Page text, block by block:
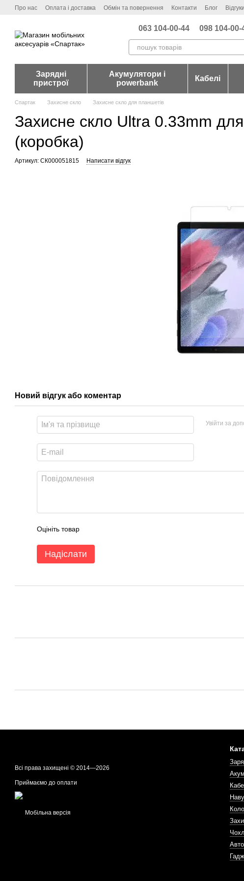
Перейти до основного контенту
Про нас Оплата і доставка Обмін та повернення Контакти Блог
063 104-00-44 098 104-00-
Зарядні
пристрої
Акумулятори і
powerbank
Кабелі
Спартак Захисне скло Захисне скло для планшетів
Захисне скло Ultra 0.33mm
(коробка)
Артикул: СК000051815 Написати відгук
Новий відгук або коментар
Увійти за
Оцініть товар
Надіслати
Всі права захищені © 2014—2026
Приймаємо до оплати
Мобільна версія